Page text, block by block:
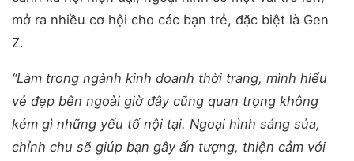
mở ra nhiều cơ hội cho các bạn trẻ, đặc biệt là Gen
Z.
“Làm trong ngành kinh doanh thời trang, mình hiểu
vẻ đẹp bên ngoài giờ đây cũng quan trọng không
kém gì những yếu tố nội tại. Ngoại hình sáng sủa,
chỉnh chu sẽ giúp bạn gây ấn tượng, thiện cảm với